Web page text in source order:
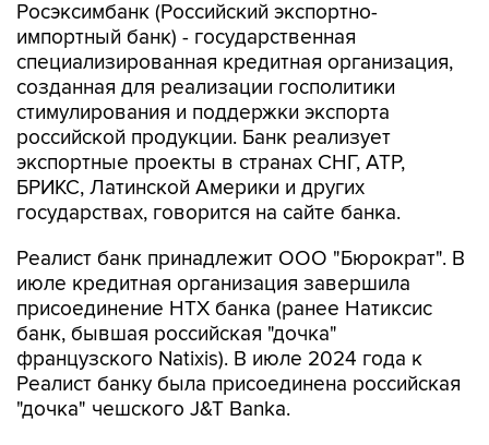
специализированная кредитная организация,
созданная для реализации госполитики
стимулирования и поддержки экспорта
российской продукции. Банк реализует
экспортные проекты в странах СНГ, АТР,
БРИКС, Латинской Америки и других
государствах, говорится на сайте банка.
Реалист банк принадлежит ООО "Бюрократ". В
присоединение НТХ банка (ранее Натиксис
банк, бывшая российская "дочка"
французского Natixis). В июле 2024 года к
Реалист банку была присоединена российская
"дочка" чешского J&T Banka.
"Центр-инвест" - региональный банк,